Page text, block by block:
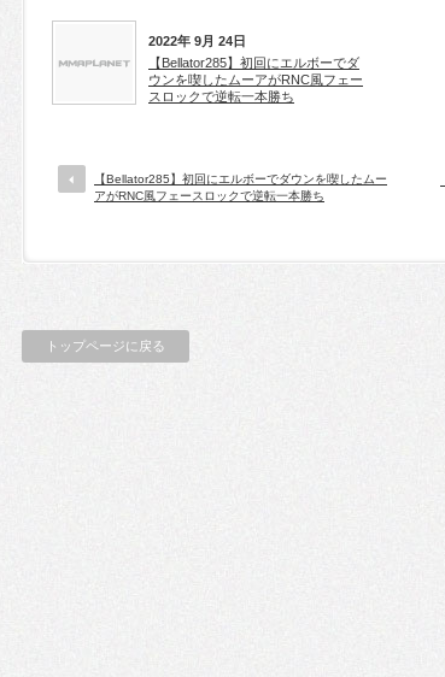
2022年 9月 24日
【Bellator285】初回にエルボーでダ
ウンを喫したムーアがRNC風フェー
スロックで逆転一本勝ち
【Bellator285】初回にエルボーでダウンを喫したムー
アがRNC風フェースロックで逆転一本勝ち
トップページに戻る